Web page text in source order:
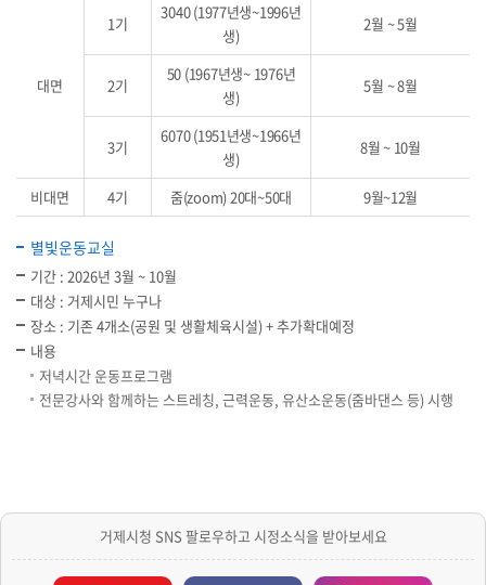
대면
1기
3040 (1977년생~1996년
생)
2월 ~ 5월
2기
50 (1967년생~ 1976년
생)
5월 ~ 8월
3기
6070 (1951년생~1966년
생)
8월 ~ 10월
비대면 4기 줌(zoom) 20대~50대 9월~12월
별빛운동교실
기간 : 2026년 3월 ~ 10월
대상 : 거제시민 누구나
장소 : 기존 4개소(공원 및 생활체육시설) + 추가확대예정
내용
저녁시간 운동프로그램
전문강사와 함께하는 스트레칭, 근력운동, 유산소운동(줌바댄스 등) 시행
거제시청 SNS 팔로우하고 시정소식을 받아보세요